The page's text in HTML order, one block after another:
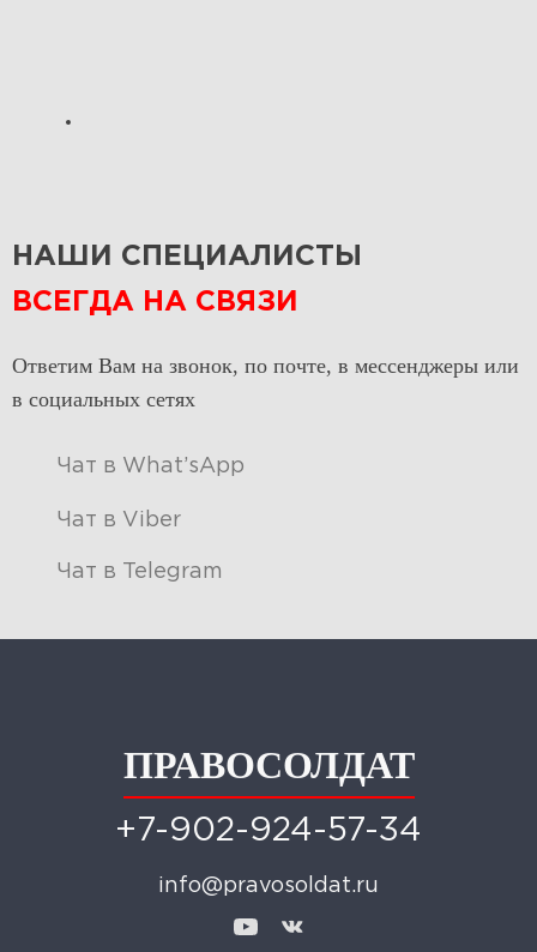
НАШИ СПЕЦИАЛИСТЫ
ВСЕГДА НА СВЯЗИ
Ответим Вам на звонок, по почте, в мессенджеры или
в социальных сетях
Чат в What’sApp
Чат в Viber
Чат в Telegram
ПРАВОСОЛДАТ
+7-902-924-57-34
info@pravosoldat.ru